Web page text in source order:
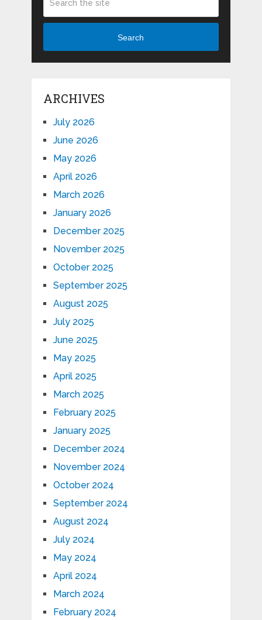
Search
ARCHIVES
July 2026
June 2026
May 2026
April 2026
March 2026
January 2026
December 2025
November 2025
October 2025
September 2025
August 2025
July 2025
June 2025
May 2025
April 2025
March 2025
February 2025
January 2025
December 2024
November 2024
October 2024
September 2024
August 2024
July 2024
May 2024
April 2024
March 2024
February 2024